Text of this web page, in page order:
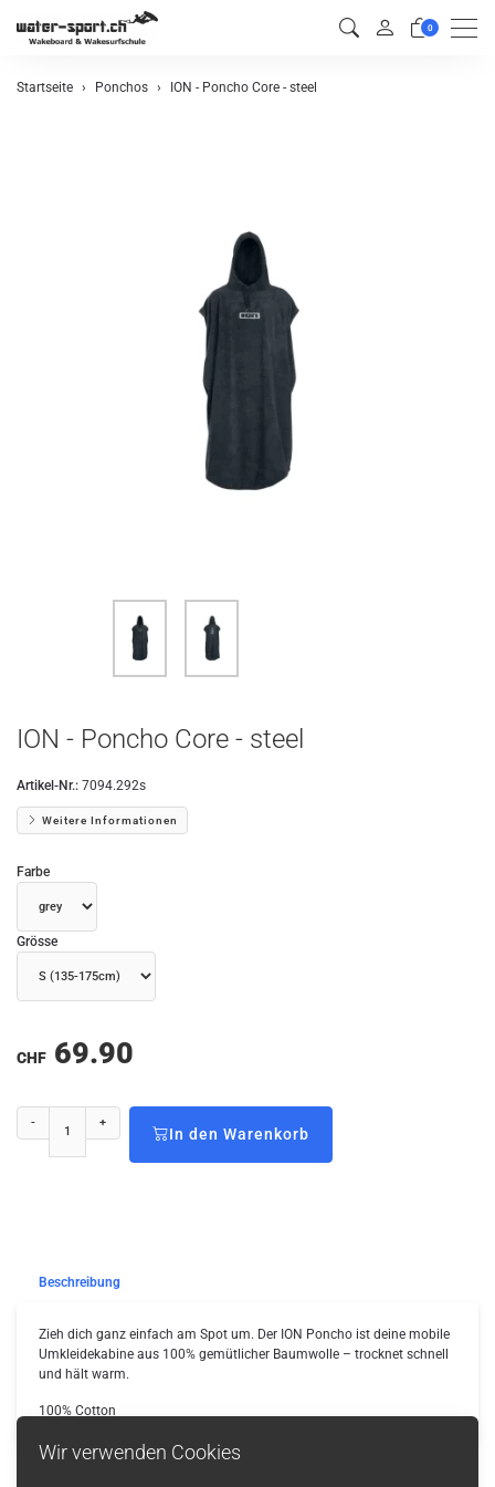
Wir verwenden Cookies
0 Menu
Startseite Ponchos ION - Poncho Core - steel
ION - Poncho Core - steel
Artikel-Nr.: 7094.292s
Weitere Informationen
Farbe
Grösse
CHF 69.90
- +
In den Warenkorb
Beschreibung
Zieh dich ganz einfach am Spot um. Der ION Poncho ist deine mobile
Umkleidekabine aus 100% gemütlicher Baumwolle – trocknet schnell
und hält warm.
100% Cotton